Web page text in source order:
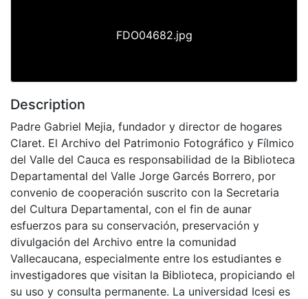
FDO04682.jpg
Description
Padre Gabriel Mejia, fundador y director de hogares
Claret. El Archivo del Patrimonio Fotográfico y Fílmico
del Valle del Cauca es responsabilidad de la Biblioteca
Departamental del Valle Jorge Garcés Borrero, por
convenio de cooperación suscrito con la Secretaria
del Cultura Departamental, con el fin de aunar
esfuerzos para su conservación, preservación y
divulgación del Archivo entre la comunidad
Vallecaucana, especialmente entre los estudiantes e
investigadores que visitan la Biblioteca, propiciando el
su uso y consulta permanente. La universidad Icesi es